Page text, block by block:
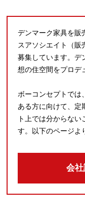
デンマーク家具を販
スアソシエイト（販
募集しています。デ
想の住空間をプロデ
ボーコンセプトでは
ある方に向けて、定
ト上では分からな
す。以下のページよ
会